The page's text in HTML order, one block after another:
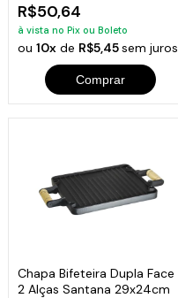
R$50,64
à vista no Pix ou Boleto
ou10x de R$5,45sem juros
Comprar
Chapa Bifeteira Dupla Face
2 Alças Santana 29x24cm